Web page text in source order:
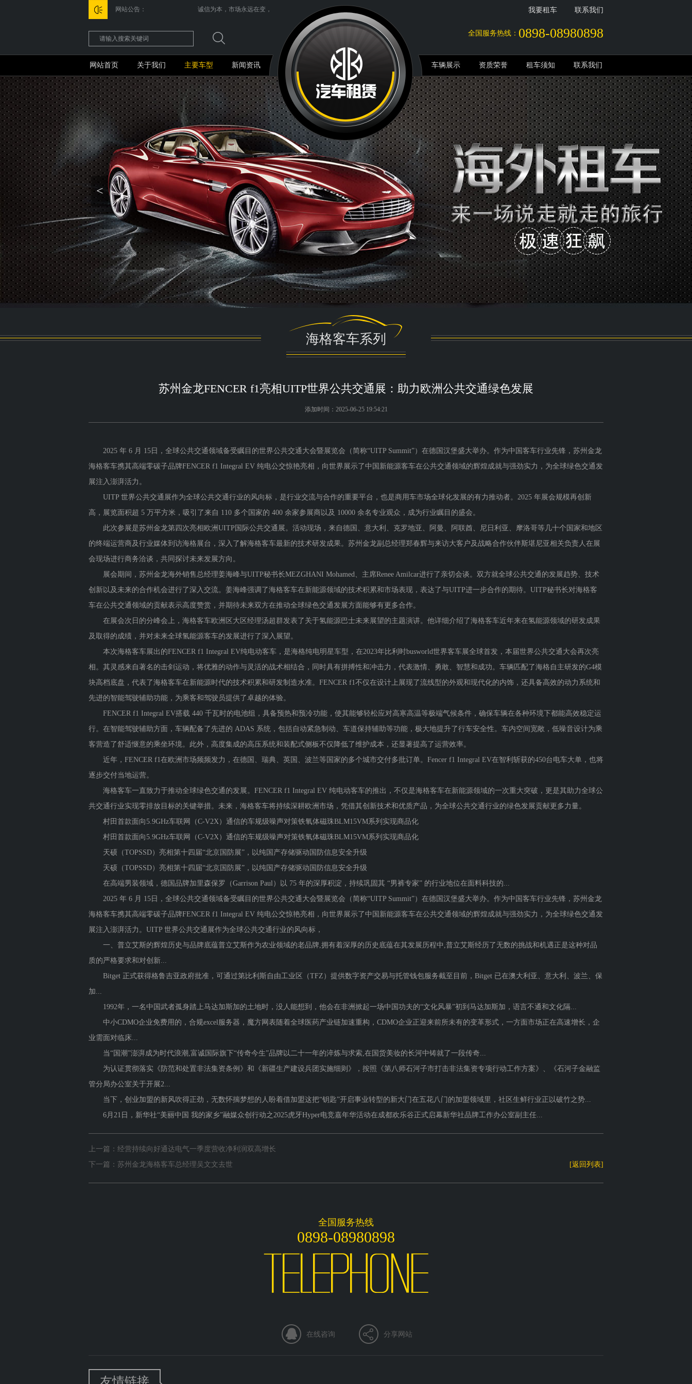
网站公告： 诚信为本，市场永远在变，诚信永远不变 联系我们
我要租车
0898-08980898
全国服务热线：
网站首页 关于我们 主要车型 新闻资讯 车辆展示 资质荣誉 租车须知 联系我们
<
海格客车系列
苏州金龙FENCER f1亮相UITP世界公共交通展：助力欧洲公共交通绿色发展
添加时间：2025-06-25 19:54:21
2025 年 6 月 15日，全球公共交通领域备受瞩目的世界公共交通大会暨展览会（简称“UITP Summit”）在德国汉堡盛大举办。作为中国客车行业先锋，苏州金龙
海格客车携其高端零碳子品牌FENCER f1 Integral EV 纯电公交惊艳亮相，向世界展示了中国新能源客车在公共交通领域的辉煌成就与强劲实力，为全球绿色交通发
展注入澎湃活力。
UITP 世界公共交通展作为全球公共交通行业的风向标，是行业交流与合作的重要平台，也是商用车市场全球化发展的有力推动者。2025 年展会规模再创新
高，展览面积超 5 万平方米，吸引了来自 110 多个国家的 400 余家参展商以及 10000 余名专业观众，成为行业瞩目的盛会。
此次参展是苏州金龙第四次亮相欧洲UITP国际公共交通展。活动现场，来自德国、意大利、克罗地亚、阿曼、阿联酋、尼日利亚、摩洛哥等几十个国家和地区
的终端运营商及行业媒体到访海格展台，深入了解海格客车最新的技术研发成果。苏州金龙副总经理郑春辉与来访大客户及战略合作伙伴斯堪尼亚相关负责人在展
会现场进行商务洽谈，共同探讨未来发展方向。
展会期间，苏州金龙海外销售总经理姜海峰与UITP秘书长MEZGHANI Mohamed、主席Renee Amilcar进行了亲切会谈。双方就全球公共交通的发展趋势、技术
创新以及未来的合作机会进行了深入交流。姜海峰强调了海格客车在新能源领域的技术积累和市场表现，表达了与UITP进一步合作的期待。UITP秘书长对海格客
车在公共交通领域的贡献表示高度赞赏，并期待未来双方在推动全球绿色交通发展方面能够有更多合作。
在展会次日的分峰会上，海格客车欧洲区大区经理汤超群发表了关于氢能源巴士未来展望的主题演讲。他详细介绍了海格客车近年来在氢能源领域的研发成果
及取得的成绩，并对未来全球氢能源客车的发展进行了深入展望。
本次海格客车展出的FENCER f1 Integral EV纯电动客车，是海格纯电明星车型，在2023年比利时busworld世界客车展全球首发，本届世界公共交通大会再次亮
相。其灵感来自著名的击剑运动，将优雅的动作与灵活的战术相结合，同时具有拼搏性和冲击力，代表激情、勇敢、智慧和成功。车辆匹配了海格自主研发的G4模
块高档底盘，代表了海格客车在新能源时代的技术积累和研发制造水准。FENCER f1不仅在设计上展现了流线型的外观和现代化的内饰，还具备高效的动力系统和
先进的智能驾驶辅助功能，为乘客和驾驶员提供了卓越的体验。
FENCER f1 Integral EV搭载 440 千瓦时的电池组，具备预热和预冷功能，使其能够轻松应对高寒高温等极端气候条件，确保车辆在各种环境下都能高效稳定运
行。在智能驾驶辅助方面，车辆配备了先进的 ADAS 系统，包括自动紧急制动、车道保持辅助等功能，极大地提升了行车安全性。车内空间宽敞，低噪音设计为乘
客营造了舒适惬意的乘坐环境。此外，高度集成的高压系统和装配式侧板不仅降低了维护成本，还显著提高了运营效率。
近年，FENCER f1在欧洲市场频频发力，在德国、瑞典、英国、波兰等国家的多个城市交付多批订单。Fencer f1 Integral EV在智利斩获的450台电车大单，也将
逐步交付当地运营。
海格客车一直致力于推动全球绿色交通的发展。FENCER f1 Integral EV 纯电动客车的推出，不仅是海格客车在新能源领域的一次重大突破，更是其助力全球公
共交通行业实现零排放目标的关键举措。未来，海格客车将持续深耕欧洲市场，凭借其创新技术和优质产品，为全球公共交通行业的绿色发展贡献更多力量。
村田首款面向5.9GHz车联网（C-V2X）通信的车规级噪声对策铁氧体磁珠BLM15VM系列实现商品化
村田首款面向5.9GHz车联网（C-V2X）通信的车规级噪声对策铁氧体磁珠BLM15VM系列实现商品化
天硕（TOPSSD）亮相第十四届“北京国防展”，以纯国产存储驱动国防信息安全升级
天硕（TOPSSD）亮相第十四届“北京国防展”，以纯国产存储驱动国防信息安全升级
在高端男装领域，德国品牌加里森保罗（Garrison Paul）以 75 年的深厚积淀，持续巩固其 “男裤专家” 的行业地位在面料科技的...
2025 年 6 月 15日，全球公共交通领域备受瞩目的世界公共交通大会暨展览会（简称“UITP Summit”）在德国汉堡盛大举办。作为中国客车行业先锋，苏州金龙
海格客车携其高端零碳子品牌FENCER f1 Integral EV 纯电公交惊艳亮相，向世界展示了中国新能源客车在公共交通领域的辉煌成就与强劲实力，为全球绿色交通发
展注入澎湃活力。UITP 世界公共交通展作为全球公共交通行业的风向标，
一、普立艾斯的辉煌历史与品牌底蕴普立艾斯作为农业领域的老品牌,拥有着深厚的历史底蕴在其发展历程中,普立艾斯经历了无数的挑战和机遇正是这种对品
质的严格要求和对创新...
Bitget 正式获得格鲁吉亚政府批准，可通过第比利斯自由工业区（TFZ）提供数字资产交易与托管钱包服务截至目前，Bitget 已在澳大利亚、意大利、波兰、保
加...
1992年，一名中国武者孤身踏上马达加斯加的土地时，没人能想到，他会在非洲掀起一场中国功夫的“文化风暴”初到马达加斯加，语言不通和文化隔...
中小CDMO企业免费用的，合规excel服务器，魔方网表随着全球医药产业链加速重构，CDMO企业正迎来前所未有的变革形式，一方面市场正在高速增长，企
业需面对临床...
当“国潮”澎湃成为时代浪潮,富诚国际旗下“传奇今生”品牌以二十一年的淬炼与求索,在国货美妆的长河中铸就了一段传奇...
为认证贯彻落实《防范和处置非法集资条例》和《新疆生产建设兵团实施细则》，按照《第八师石河子市打击非法集资专项行动工作方案》、《石河子金融监
管分局办公室关于开展2...
当下，创业加盟的新风吹得正劲，无数怀揣梦想的人盼着借加盟这把“钥匙”开启事业转型的新大门在五花八门的加盟领域里，社区生鲜行业正以破竹之势...
6月21日，新华社“美丽中国 我的家乡”融媒众创行动之2025虎牙Hyper电竞嘉年华活动在成都欢乐谷正式启幕新华社品牌工作办公室副主任...
上一篇：经营持续向好通达电气一季度营收净利润双高增长
下一篇：苏州金龙海格客车总经理吴文文去世
[返回列表]
全国服务热线
0898-08980898
在线咨询 分享网站